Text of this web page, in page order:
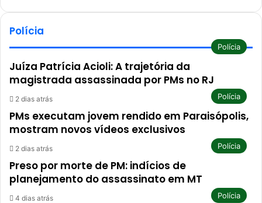
Polícia
Polícia
Juíza Patrícia Acioli: A trajetória da
magistrada assassinada por PMs no RJ
2 dias atrás Polícia
PMs executam jovem rendido em Paraisópolis,
mostram novos vídeos exclusivos
2 dias atrás Polícia
Preso por morte de PM: indícios de
planejamento do assassinato em MT
4 dias atrás Polícia